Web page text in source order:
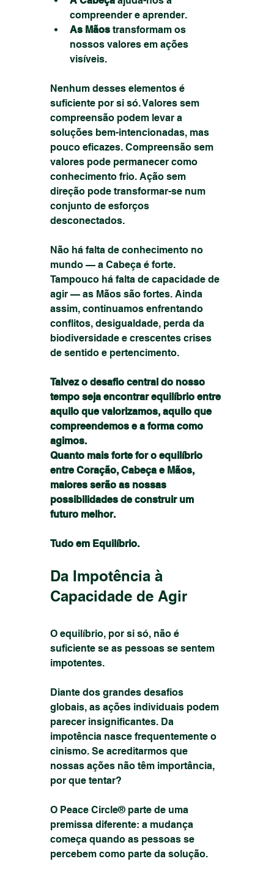
compreender e aprender.
As Mãos transformam os
nossos valores em ações
visíveis.
Nenhum desses elementos é
suficiente por si só. Valores sem
compreensão podem levar a
soluções bem-intencionadas, mas
pouco eficazes. Compreensão sem
valores pode permanecer como
conhecimento frio. Ação sem
direção pode transformar-se num
conjunto de esforços
desconectados.
Não há falta de conhecimento no
mundo — a Cabeça é forte.
Tampouco há falta de capacidade de
agir — as Mãos são fortes. Ainda
assim, continuamos enfrentando
conflitos, desigualdade, perda da
biodiversidade e crescentes crises
de sentido e pertencimento.
Talvez o desafio central do nosso
tempo seja encontrar equilíbrio entre
aquilo que valorizamos, aquilo que
compreendemos e a forma como
agimos.
Quanto mais forte for o equilíbrio
entre Coração, Cabeça e Mãos,
maiores serão as nossas
possibilidades de construir um
futuro melhor.
Tudo em Equilíbrio.
Da Impotência à
Capacidade de Agir
O equilíbrio, por si só, não é
suficiente se as pessoas se sentem
impotentes.
Diante dos grandes desafios
globais, as ações individuais podem
parecer insignificantes. Da
impotência nasce frequentemente o
cinismo. Se acreditarmos que
nossas ações não têm importância,
por que tentar?
O Peace Circle® parte de uma
premissa diferente: a mudança
começa quando as pessoas se
percebem como parte da solução.